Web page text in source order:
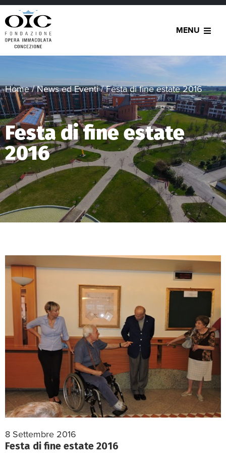
MENU
Home/News ed Eventi/Festa di fine estate 2016
Festa di fine estate
2016
8 Settembre 2016
Festa di fine estate 2016